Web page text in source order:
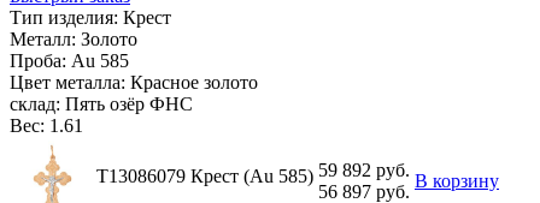
Тип изделия: Крест
Металл: Золото
Проба: Au 585
Цвет металла: Красное золото
склад: Пять озёр ФНС
Вес: 1.61
Т13086079 Крест (Au 585) 59 892 руб.
56 897 руб.
В корзину